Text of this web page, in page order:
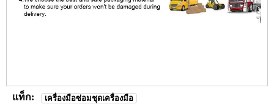
แท็ก: เครื่องมือซ่อมชุดเครื่องมือ